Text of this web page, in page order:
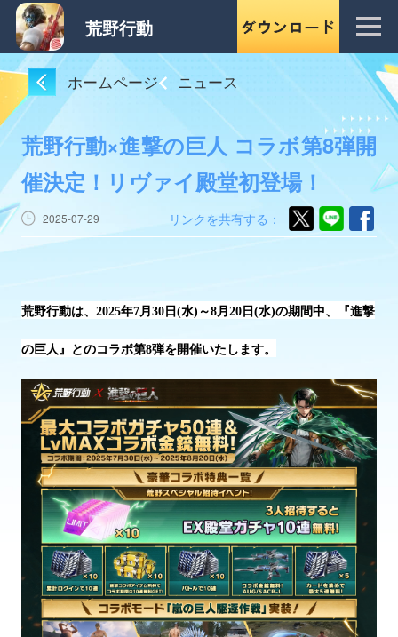
荒野行動
ホームページ ニュース
荒野行動×進撃の巨人 コラボ第8弾開
催決定！リヴァイ殿堂初登場！
2025-07-29 リンクを共有する：
荒野行動は、 2025年7月 30日(水)～8月 20日(水)の期間中、『進撃
の巨人』とのコラボ第8弾を開催いたします。